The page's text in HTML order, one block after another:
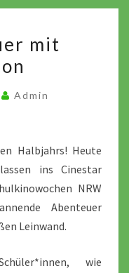
mit
Admin
Halbjahrs! Heute
ins Cinestar
NRW
Abenteuer
Leinwand.
wie